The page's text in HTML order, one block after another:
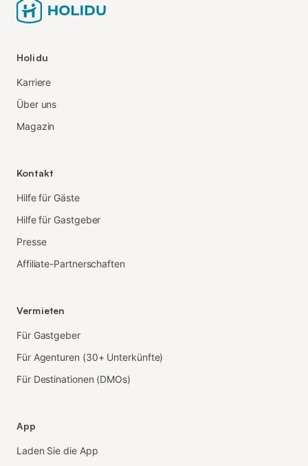
Holidu
Karriere
Über uns
Magazin
Kontakt
Hilfe für Gäste
Hilfe für Gastgeber
Presse
Affiliate-Partnerschaften
Vermieten
Für Gastgeber
Für Agenturen (30+ Unterkünfte)
Für Destinationen (DMOs)
App
Laden Sie die App